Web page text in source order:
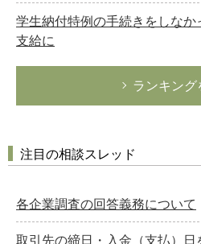
学生納付特例の手続きをしな
支給に
ランキング
注目の相談スレッド
各企業調査の回答義務について
取引先の締日・入金（支払）日